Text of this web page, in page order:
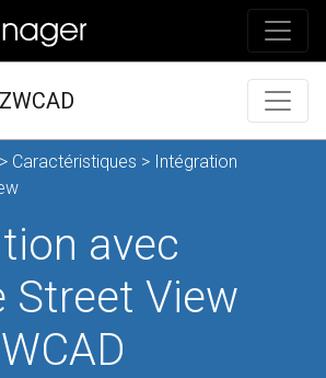
> Caractéristiques > Intégration
avec
Street View